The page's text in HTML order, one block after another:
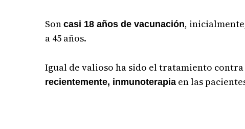
Soncasi 18 años de vacunación,
a 45 años.
Igual de valioso ha sido el tratamiento
recientemente, inmunoterapia en las